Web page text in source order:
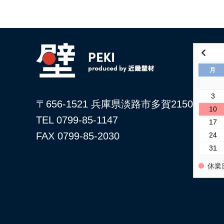
〒656-1521 兵庫県淡路市多賀2150
TEL 0799-85-1147
FAX 0799-85-2030
月
3
10
17
24
31
休業